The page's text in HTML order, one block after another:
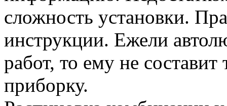
сложность установки.
инструкции. Ежели
работ, то ему не
приборку.